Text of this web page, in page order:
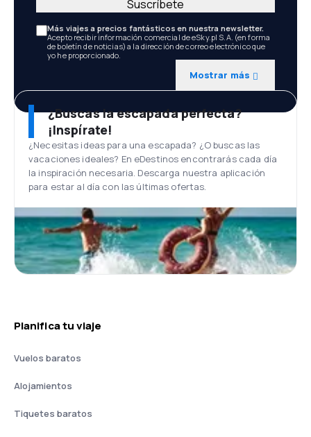
Más viajes a precios fantásticos en nuestra newsletter.
Acepto recibir información comercial de eSky.pl S.A. (en forma
de boletín de noticias) a la dirección de correo electrónico que
yo he proporcionado.
Mostrar más
Suscríbete
¿Buscas la escapada perfecta?
¡Inspírate!
¿Necesitas ideas para una escapada? ¿O buscas las
vacaciones ideales? En eDestinos encontrarás cada día
la inspiración necesaria. Descarga nuestra aplicación
para estar al día con las últimas ofertas.
Planifica tu viaje
Vuelos baratos
Alojamientos
Tiquetes baratos